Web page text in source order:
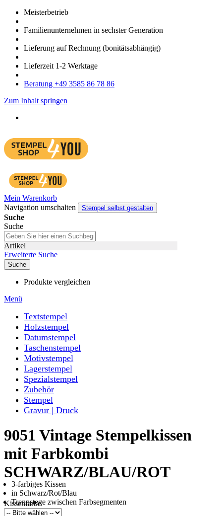
Meister­betrieb
Familien­unter­nehmen in sechster Gene­ration
Lieferung auf Rech­nung (bonitätsabhängig)
Liefer­zeit 1-2 Werk­tage
Bera­tung +49 3585 86 78 86
Zum Inhalt springen
Mein Warenkorb
Navigation umschalten
Stempel selbst gestalten
Suche
Suche
Artikel
Erweiterte Suche
Suche
Produkte vergleichen
Menü
Textstempel
Holzstempel
Datumstempel
Taschenstempel
Motivstempel
Lagerstempel
Spezialstempel
Zubehör
Stempel
Gravur | Druck
9051 Vintage Stempelkissen
mit Farbkombi
SCHWARZ/BLAU/ROT
3-farbiges Kissen
in Schwarz/Rot/Blau
Trennstege zwischen Farbsegmenten
Kissenfarbe